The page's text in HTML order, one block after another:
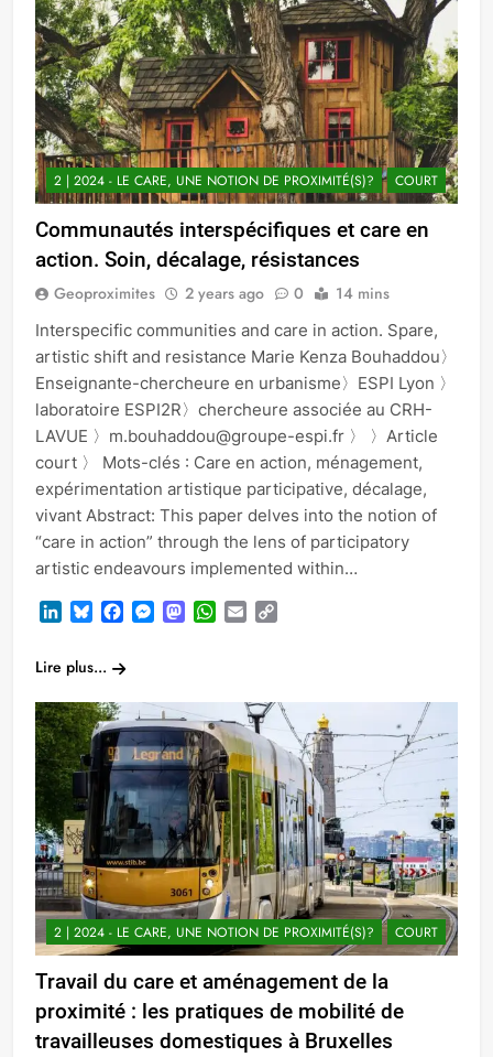
2 | 2024 - LE CARE, UNE NOTION DE PROXIMITÉ(S)? COURT
Communautés interspécifiques et care en
action. Soin, décalage, résistances
Geoproximites 2 years ago 0 14 mins
Interspecific communities and care in action. Spare,
artistic shift and resistance Marie Kenza Bouhaddou〉
Enseignante-chercheure en urbanisme〉ESPI Lyon 〉
laboratoire ESPI2R〉chercheure associée au CRH-
LAVUE 〉m.bouhaddou@groupe-espi.fr 〉 〉Article
court 〉 Mots-clés : Care en action, ménagement,
expérimentation artistique participative, décalage,
vivant Abstract: This paper delves into the notion of
“care in action” through the lens of participatory
artistic endeavours implemented within…
LinkedInBlueskyFacebook
Messenger
Mastodon
WhatsApp
Email
Lire plus...
2 | 2024 - LE CARE, UNE NOTION DE PROXIMITÉ(S)? COURT
Travail du care et aménagement de la
proximité : les pratiques de mobilité de
travailleuses domestiques à Bruxelles